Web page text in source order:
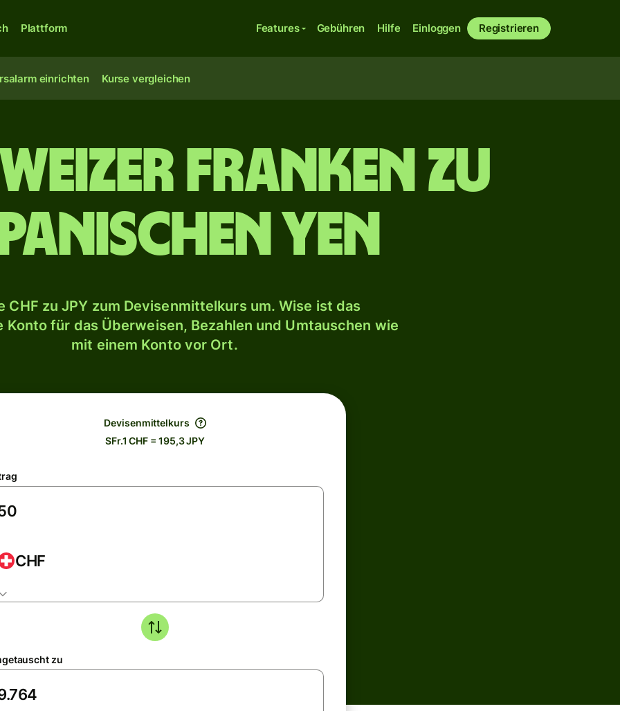
Plattform Features Gebühren Hilfe Einloggen Registrieren
einrichten Kurse vergleichen
Franken zu
Yen
CHF zu JPY zum Devisenmittelkurs um. Wise ist das
Konto für das Überweisen, Bezahlen und Umtauschen wie
mit einem Konto vor Ort.
Devisenmittelkurs
SFr.1 CHF = 195,3 JPY
CHF
zu